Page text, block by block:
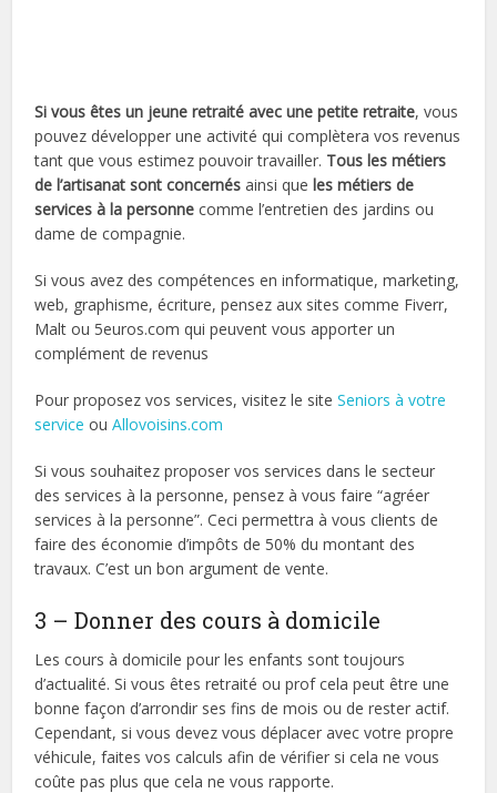
Si vous êtes un jeune retraité avec une petite retraite, vous
pouvez développer une activité qui complètera vos revenus
tant que vous estimez pouvoir travailler. Tous les métiers
de l’artisanat sont concernésainsi que les métiers de
services à la personne comme l’entretien des jardins ou
dame de compagnie.
Si vous avez des compétences en informatique, marketing,
web, graphisme, écriture, pensez aux sites comme Fiverr,
Malt ou 5euros.com qui peuvent vous apporter un
complément de revenus
Pour proposez vos services, visitez le siteSeniors à votre
service ouAllovoisins.com
Si vous souhaitez proposer vos services dans le secteur
des services à la personne, pensez à vous faire “agréer
services à la personne”. Ceci permettra à vous clients de
faire des économie d’impôts de 50% du montant des
travaux. C’est un bon argument de vente.
3 – Donner des cours à domicile
Les cours à domicile pour les enfants sont toujours
d’actualité. Si vous êtes retraité ou prof cela peut être une
bonne façon d’arrondir ses fins de mois ou de rester actif.
Cependant, si vous devez vous déplacer avec votre propre
véhicule, faites vos calculs afin de vérifier si cela ne vous
coûte pas plus que cela ne vous rapporte.